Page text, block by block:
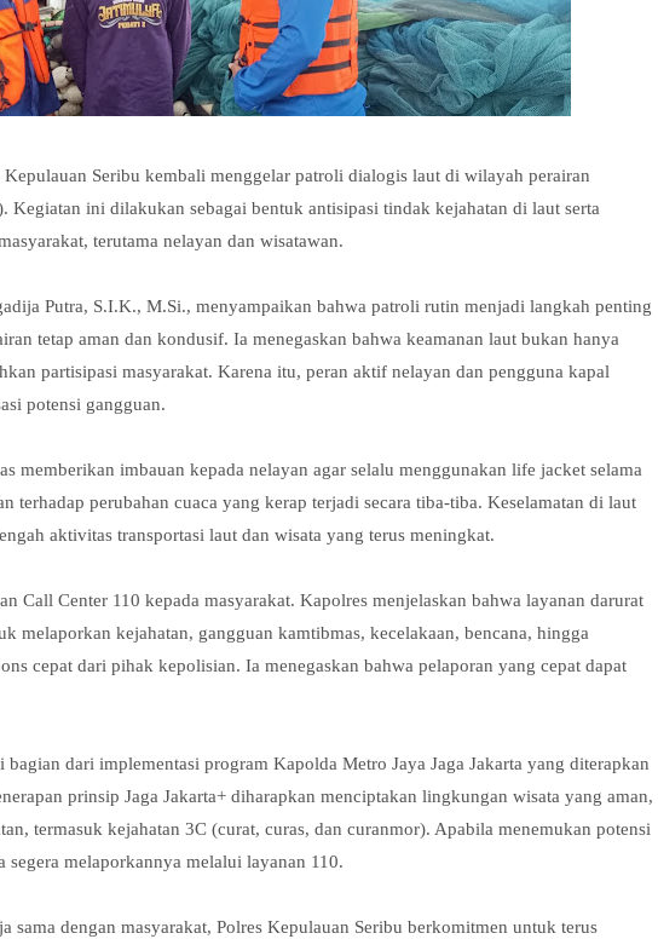
Seribu kembali menggelar patroli dialogis laut di wilayah perairan
Kegiatan ini dilakukan sebagai bentuk antisipasi tindak kejahatan di laut serta
terutama nelayan dan wisatawan.
Putra, S.I.K., M.Si., menyampaikan bahwa patroli rutin menjadi langkah penting
tetap aman dan kondusif. Ia menegaskan bahwa keamanan laut bukan hanya
partisipasi masyarakat. Karena itu, peran aktif nelayan dan pengguna kapal
potensi gangguan.
memberikan imbauan kepada nelayan agar selalu menggunakan life jacket selama
terhadap perubahan cuaca yang kerap terjadi secara tiba-tiba. Keselamatan di laut
aktivitas transportasi laut dan wisata yang terus meningkat.
Call Center 110 kepada masyarakat. Kapolres menjelaskan bahwa layanan darurat
melaporkan kejahatan, gangguan kamtibmas, kecelakaan, bencana, hingga
cepat dari pihak kepolisian. Ia menegaskan bahwa pelaporan yang cepat dapat
dari implementasi program Kapolda Metro Jaya Jaga Jakarta yang diterapkan
prinsip Jaga Jakarta+ diharapkan menciptakan lingkungan wisata yang aman,
termasuk kejahatan 3C (curat, curas, dan curanmor). Apabila menemukan potensi
segera melaporkannya melalui layanan 110.
sama dengan masyarakat, Polres Kepulauan Seribu berkomitmen untuk terus